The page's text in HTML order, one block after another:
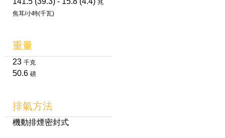
兆
焦耳/小時(千瓦)
重量
23 千克
50.6 磅
排氣方法
機動排煙密封式